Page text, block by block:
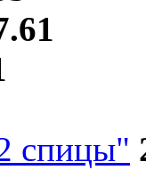
спицы"